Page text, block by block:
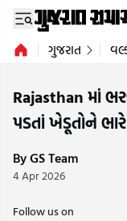
ગુજરાત
Rajasthan માં
પડતાં ખેડૂતોને
By GS Team
4 Apr 2026
Follow us on